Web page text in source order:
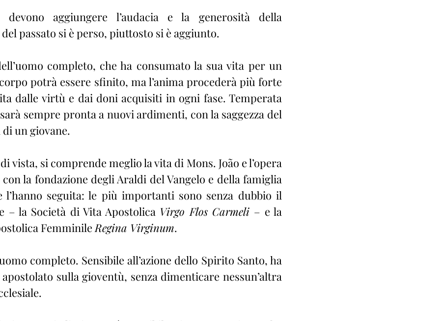
devono aggiungere l’audacia e la generosità della
passato si è perso, piuttosto si è aggiunto.
completo, che ha consumato la sua vita per un
potrà essere sfinito, ma l’anima procederà più forte
dalle virtù e dai doni acquisiti in ogni fase. Temperata
sempre pronta a nuovi ardimenti, con la saggezza del
un giovane.
vista, si comprende meglio la vita di Mons. João e l’opera
la fondazione degli Araldi del Vangelo e della famiglia
seguita: le più importanti sono senza dubbio il
– la Società di Vita Apostolica Virgo Flos Carmeli – e la
Femminile Regina Virginum.
completo. Sensibile all’azione dello Spirito Santo, ha
sulla gioventù, senza dimenticare nessun’altra